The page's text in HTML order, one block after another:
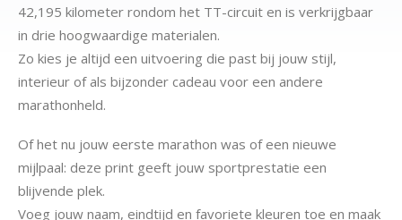
42,195 kilometer rondom het TT-circuit en is verkrijgbaar
in drie hoogwaardige materialen.
Zo kies je altijd een uitvoering die past bij jouw stijl,
interieur of als bijzonder cadeau voor een andere
marathonheld.
Of het nu jouw eerste marathon was of een nieuwe
mijlpaal: deze print geeft jouw sportprestatie een
blijvende plek.
Voeg jouw naam, eindtijd en favoriete kleuren toe en maak